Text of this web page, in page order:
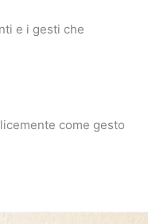
e i gesti che
come gesto